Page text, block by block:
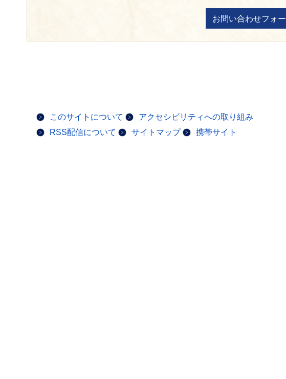
このサイトについて
アクセシビリティへの取り組み
RSS配信について
サイトマップ 携帯サイト